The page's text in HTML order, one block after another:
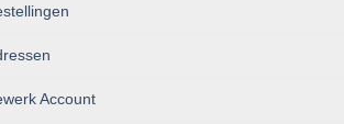
Account